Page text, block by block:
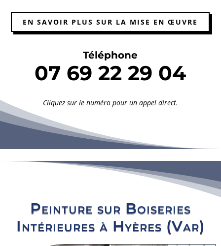
EN SAVOIR PLUS SUR LA MISE EN ŒUVRE
Téléphone
07 69 22 29 04
Cliquez sur le numéro pour un appel direct.
Peinture sur Boiseries
Intérieures à Hyères (Var)